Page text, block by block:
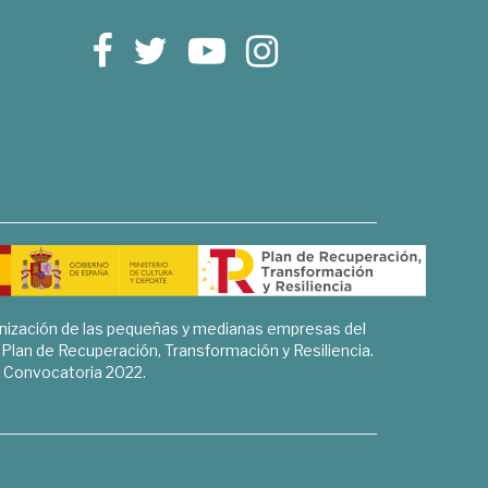
de las pequeñas y medianas empresas del
de Recuperación, Transformación y Resiliencia.
Convocatoria 2022.